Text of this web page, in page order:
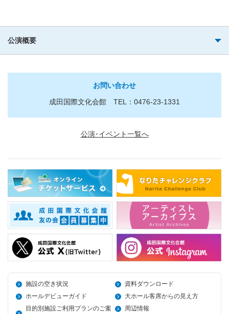
公演概要
お問い合わせ
成田国際文化会館 TEL：0476-23-1331
公演･イベント一覧へ
施設の空き状況
資料ダウンロード
ホールデビューガイド
大ホール客席からの見え方
目的別施設ご利用プランのご案
周辺情報